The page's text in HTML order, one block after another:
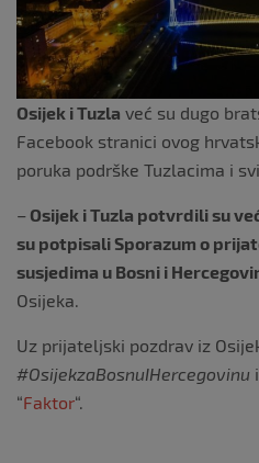
Osijek i Tuzla već su dugo
Facebook stranici ovog
poruka podrške Tuzlacima i
– Osijek i Tuzla potvrdili su
su potpisali Sporazum o
susjedima u Bosni i
Osijeka.
Uz prijateljski pozdrav iz
#OsijekzaBosnuIHercegovinu i
“Faktor“.